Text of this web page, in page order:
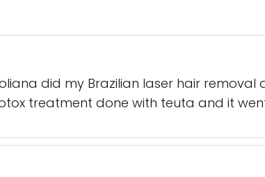
did my Brazilian laser hair
treatment done with teuta and it